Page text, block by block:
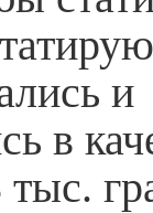
и
в